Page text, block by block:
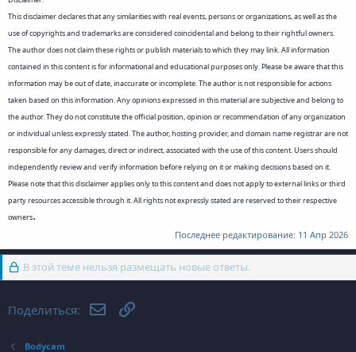
This disclaimer declares that any similarities with real events, persons or organizations, as well as the
use of copyrights and trademarks are considered coincidental and belong to their rightful owners.
The author does not claim these rights or publish materials to which they may link. All information
contained in this content is for informational and educational purposes only. Please be aware that this
information may be out of date, inaccurate or incomplete. The author is not responsible for actions
taken based on this information. Any opinions expressed in this material are subjective and belong to
the author. They do not constitute the official position, opinion or recommendation of any organization
or individual unless expressly stated. The author, hosting provider, and domain name registrar are not
responsible for any damages, direct or indirect, associated with the use of this content. Users should
independently review and verify information before relying on it or making decisions based on it.
Please note that this disclaimer applies only to this content and does not apply to external links or third
party resources accessible through it. All rights not expressly stated are reserved to their respective
owners.
Последнее редактирование: 11 Апр 2026
В этой теме нельзя размещать новые ответы.
Поделиться: Электронная почта
Bodycam